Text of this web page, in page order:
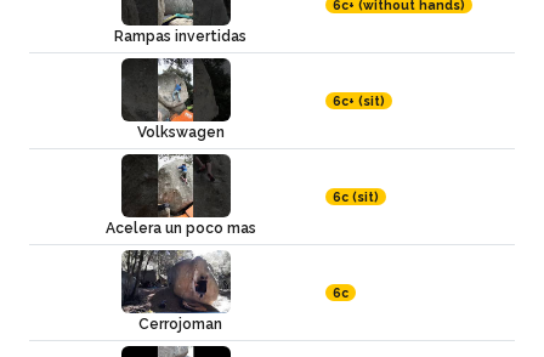
Rampas invertidas
6c+ (without hands)
Volkswagen
6c+ (sit)
Acelera un poco mas
6c (sit)
Cerrojoman
6c